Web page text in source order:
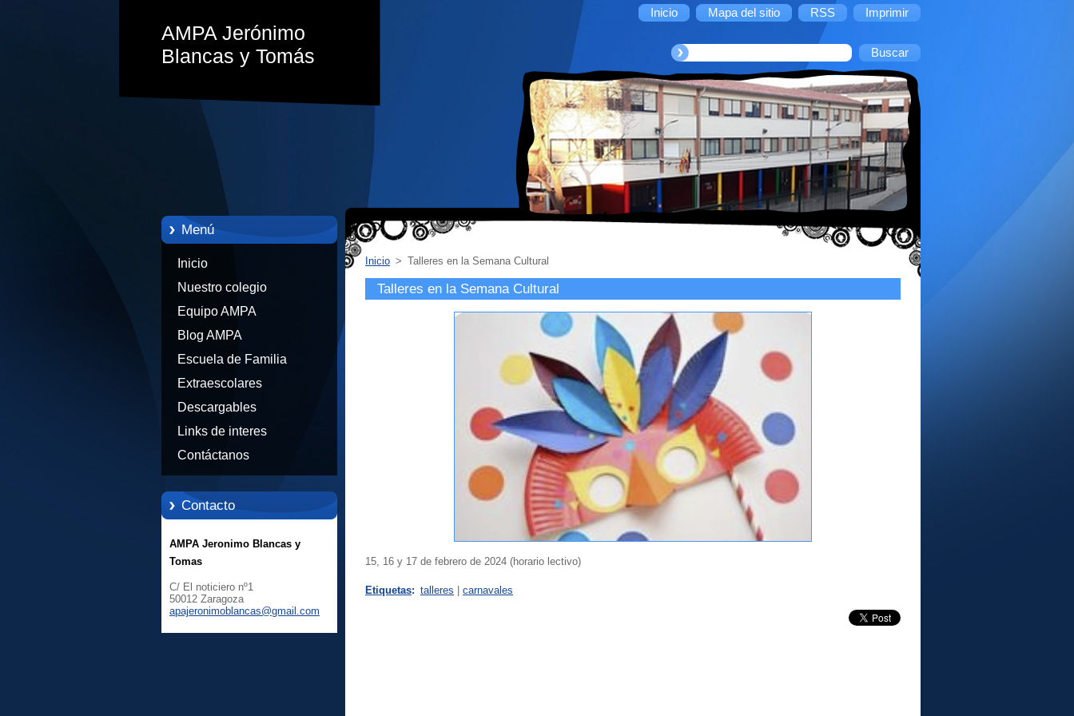
Inicio Mapa del sitio RSS Imprimir
AMPA Jerónimo
Blancas y Tomás
Menú
Inicio
Nuestro colegio
Equipo AMPA
Blog AMPA
Escuela de Familia
Extraescolares
Descargables
Links de interes
Contáctanos
Contacto
AMPA Jeronimo Blancas y
Tomas
C/ El noticiero nº1
50012 Zaragoza
apajeronimoblancas@gmail .com
Inicio > Talleres en la Semana Cultural
Talleres en la Semana Cultural
15, 16 y 17 de febrero de 2024 (horario lectivo)
Etiquetas: talleres carnavales